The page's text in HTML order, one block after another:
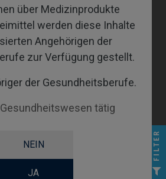
über Medizinprodukte
werden diese Inhalte
Angehörigen der
zur Verfügung gestellt.
der Gesundheitsberufe.
tätig
NEIN
JA
FILTER